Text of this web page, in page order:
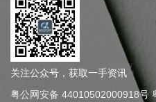
关注公众号，获取一手资讯
粤公网安备 44010502000918号